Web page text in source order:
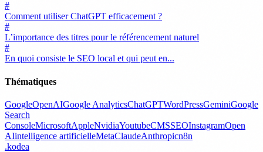
#
Comment utiliser ChatGPT efficacement ?
#
L’importance des titres pour le référencement naturel
#
En quoi consiste le SEO local et qui peut en...
Thématiques
GoogleOpenAIGoogle AnalyticsChatGPTWordPressGeminiGoogle
Search
ConsoleMicrosoftAppleNvidiaYoutubeCMSSEOInstagramOpen
AIintelligence artificielleMetaClaudeAnthropicn8n
.kodea